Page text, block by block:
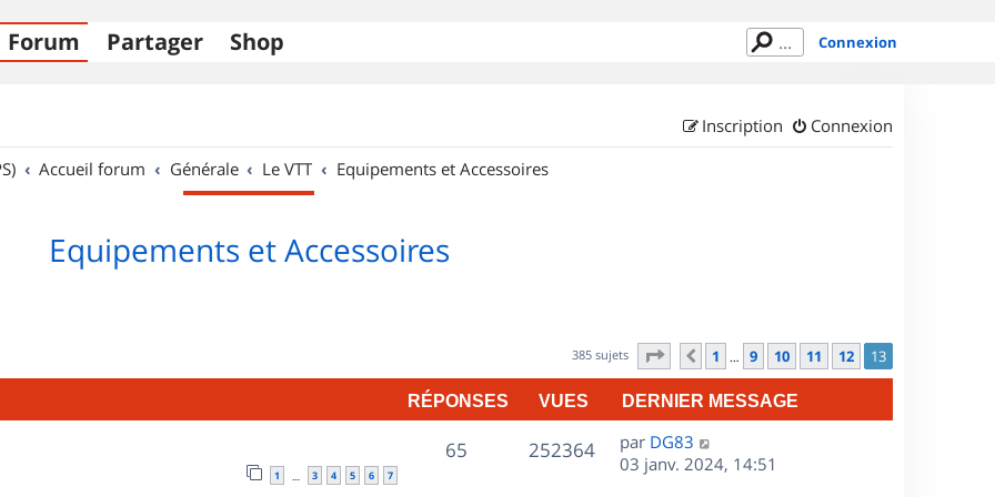
Forum Partager Shop Connexion
Connexion
Inscription
Accueil forum Générale Le VTT Equipements et Accessoires
Equipements et Accessoires
385 sujets Page 13 sur 13
Précédent
1 … 9 10 11 12 13
RÉPONSES VUES DERNIER MESSAGE
1 … 3 4 5 6 7
65R
252364V
D
e
par DG83
03 janv. 2024, 14:51